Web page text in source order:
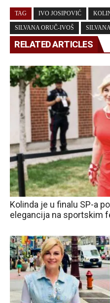
TAG IVO JOSIPOVIĆ
SILVANA ORUČ-IVOŠ
RELATED ARTICLES
Kolinda je u finalu SP-a
elegancija na sportskim